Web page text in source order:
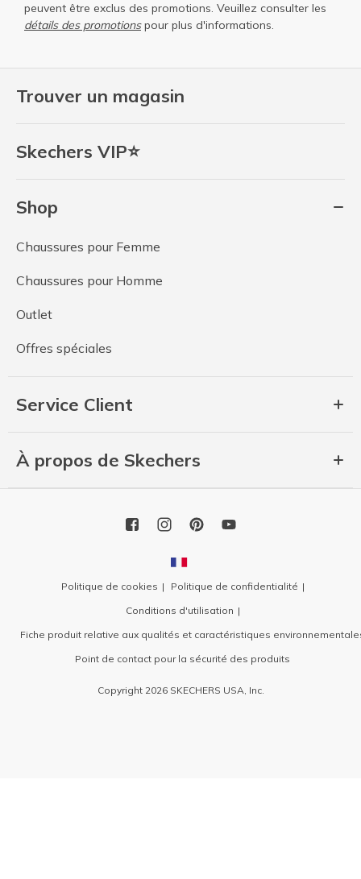
Trouver un magasin
Skechers VIP⭐
Shop
Chaussures pour Femme
Chaussures pour Homme
Outlet
Offres spéciales
Service Client
À propos de Skechers
peuvent être exclus des promotions. Veuillez consulter les
détails des promotionspour plus d'informations.
Politique de cookies
Politique de confidentialité
Conditions d'utilisation
Fiche produit relative aux qualités et caractéristiques
Point de contact pour la sécurité des produits
Copyright 2026 SKECHERS USA, Inc.